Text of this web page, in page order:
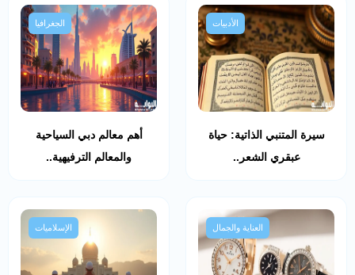
الأدبيات
سيرة المتنبي الذاتية: حياة
عبقري الشعر..
الجغرافيا
أهم معالم دبي السياحية
والمعالم الترفيهية..
العناية والجمال الإسلاميات